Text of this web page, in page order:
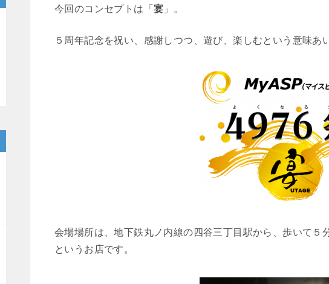
今回のコンセプトは「 宴 」。
５周年記念を祝い、感謝しつつ、遊び、楽しむという意味
会場場所は、地下鉄丸ノ内線の四谷三丁目駅から、歩いて５
というお店です。